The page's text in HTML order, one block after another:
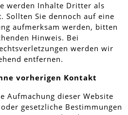
werden Inhalte Dritter als
Sollten Sie dennoch auf eine
aufmerksam werden, bitten
Hinweis. Bei
werden wir
entfernen.
vorherigen Kontakt
Aufmachung dieser Website
gesetzliche Bestimmungen